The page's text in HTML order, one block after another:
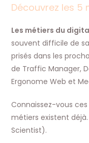
Découvrez les 5
Les métiers du
souvent difficile de
prisés dans les
de Traffic Manager,
Ergonome Web et
Connaissez-vous
métiers existent déjà.
Scientist).